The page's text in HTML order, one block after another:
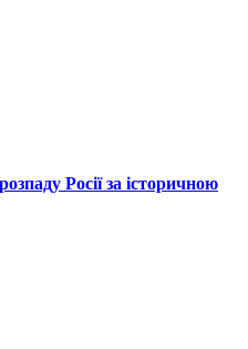
Росії за історичною